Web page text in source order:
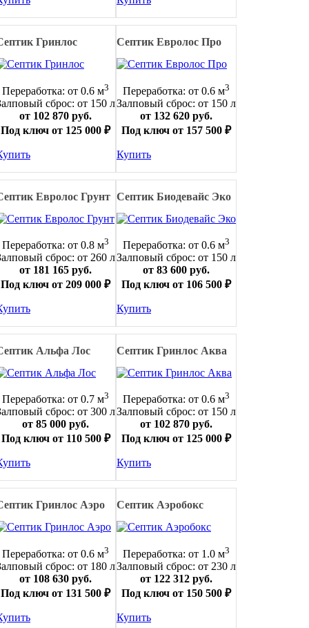
Гринлос
Переработка: от 0.6 м3
сброс: от 150 л
от 102 870 руб.
Под ключ от 125 000 ₽
Септик Евролос Про
Переработка: от 0.6 м3
Залповый сброс: от 150 л
от 132 620 руб.
Под ключ от 157 500 ₽
Купить
Евролос Грунт
Переработка: от 0.8 м3
сброс: от 260 л
от 181 165 руб.
Под ключ от 209 000 ₽
Септик Биодевайс Эко
Переработка: от 0.6 м3
Залповый сброс: от 150 л
от 83 600 руб.
Под ключ от 106 500 ₽
Купить
Альфа Лос
Переработка: от 0.7 м3
сброс: от 300 л
от 85 000 руб.
Под ключ от 110 500 ₽
Септик Гринлос Аква
Переработка: от 0.6 м3
Залповый сброс: от 150 л
от 102 870 руб.
Под ключ от 125 000 ₽
Купить
Гринлос Аэро
Переработка: от 0.6 м3
сброс: от 180 л
от 108 630 руб.
Под ключ от 131 500 ₽
Септик Аэробокс
Переработка: от 1.0 м3
Залповый сброс: от 230 л
от 122 312 руб.
Под ключ от 150 500 ₽
Купить